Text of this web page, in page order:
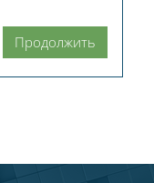
Продолжить